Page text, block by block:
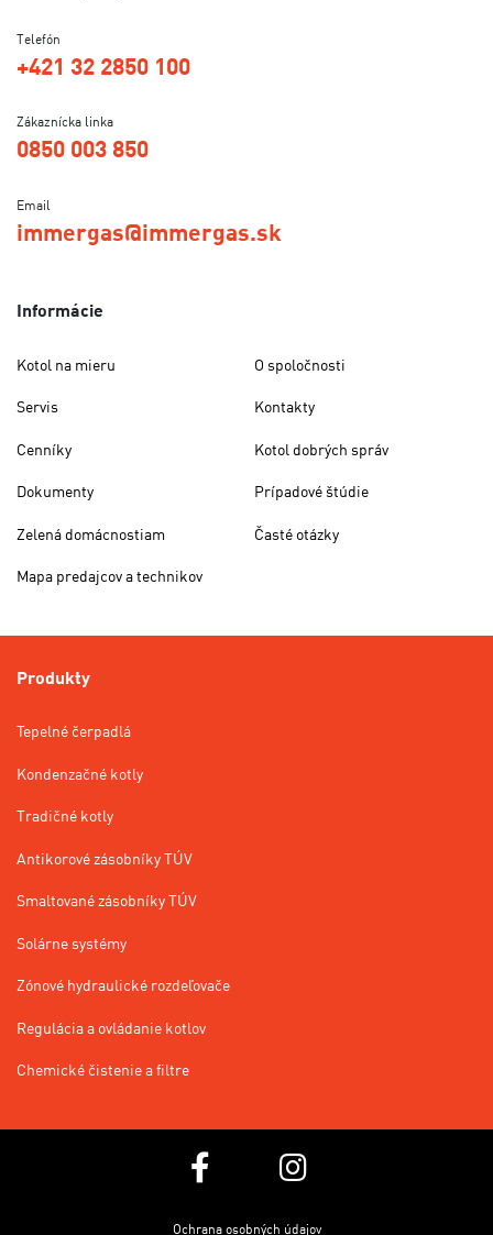
Telefón
+421 32 2850 100
Zákaznícka linka
0850 003 850
Email
immergas@immergas.sk
Informácie
Kotol na mieru
Servis
Cenníky
Dokumenty
Zelená domácnostiam
Mapa predajcov a technikov
O spoločnosti
Kontakty
Kotol dobrých správ
Prípadové štúdie
Časté otázky
Produkty
Tepelné čerpadlá
Kondenzačné kotly
Tradičné kotly
Antikorové zásobníky TÚV
Smaltované zásobníky TÚV
Solárne systémy
Zónové hydraulické rozdeľovače
Regulácia a ovládanie kotlov
Chemické čistenie a filtre
Ochrana osobných údajov